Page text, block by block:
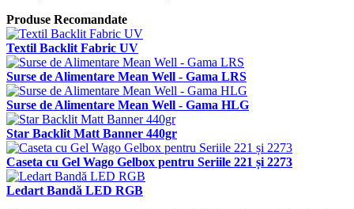
Produse Recomandate
Textil Backlit Fabric UV
Surse de Alimentare Mean Well - Gama LRS
Surse de Alimentare Mean Well - Gama HLG
Star Backlit Matt Banner 440gr
Caseta cu Gel Wago Gelbox pentru Seriile 221 și 2273
Ledart Bandă LED RGB